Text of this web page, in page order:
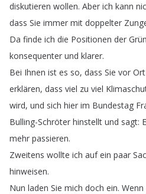
diskutieren wollen. Aber ich kann
dass Sie immer mit doppelter
Da finde ich die Positionen der
konsequenter und klarer.
Bei Ihnen ist es so, dass Sie vor Ort
erklären, dass viel zu viel
wird, und sich hier im Bundestag
Bulling-Schröter hinstellt und sagt:
mehr passieren.
Zweitens wollte ich auf ein paar
hinweisen.
Nun laden Sie mich doch ein. Wenn